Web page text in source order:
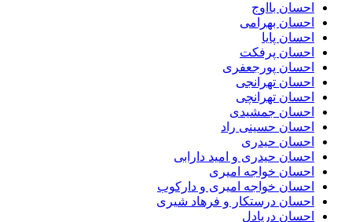
احسان بااوج
احسان بهرامی
احسان پایا
احسان پرفکت
احسان پورجعفری
احسان تهرانجی
احسان تهرانچی
احسان جمشیدی
احسان حسینی راد
احسان حیدری
احسان حیدری و امید دارابی
احسان خواجه امیری
احسان خواجه امیری و دارکوب
احسان درستكار و فرهاد شيرى
احسان دریادل